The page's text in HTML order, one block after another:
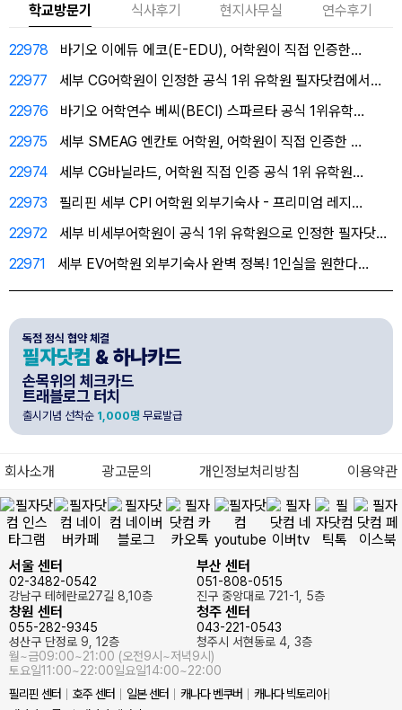
학교방문기 식사후기 현지사무실 연수후기
22978
바기오 이에듀 에코(E-EDU), 어학원이 직접 인증한…
22977
세부 CG어학원이 인정한 공식 1위 유학원 필자닷컴에서…
22976
바기오 어학연수 베씨(BECI) 스파르타 공식 1위유학…
22975
세부 SMEAG 엔칸토 어학원, 어학원이 직접 인증한 …
22974
세부 CG바닐라드, 어학원 직접 인증 공식 1위 유학원…
22973
필리핀 세부 CPI 어학원 외부기숙사 - 프리미엄 레지…
22972
세부 비세부어학원이 공식 1위 유학원으로 인정한 필자닷…
22971
세부 EV어학원 외부기숙사 완벽 정복! 1인실을 원한다…
필자닷컴 & 하나카드
독점 정식 협약 체결
손목위의 체크카드
트래블로그 터치
출시기념 선착순 1,000명 무료발급
회사소개 광고문의 개인정보처리방침 이용약관
서울 센터
02-3482-0542
강남구 테헤란로27길 8,10층
부산 센터
051-808-0515
진구 중앙대로 721-1, 5층
창원 센터
055-282-9345
성산구 단정로 9, 12층
청주 센터
043-221-0543
청주시 서현동로 4, 3층
월~금09:00~21:00 (오전9시~저녁9시)
토요일11:00~22:00일요일14:00~22:00
필리핀 센터
호주 센터 일본 센터 캐나다 벤쿠버
캐나다 빅토리아